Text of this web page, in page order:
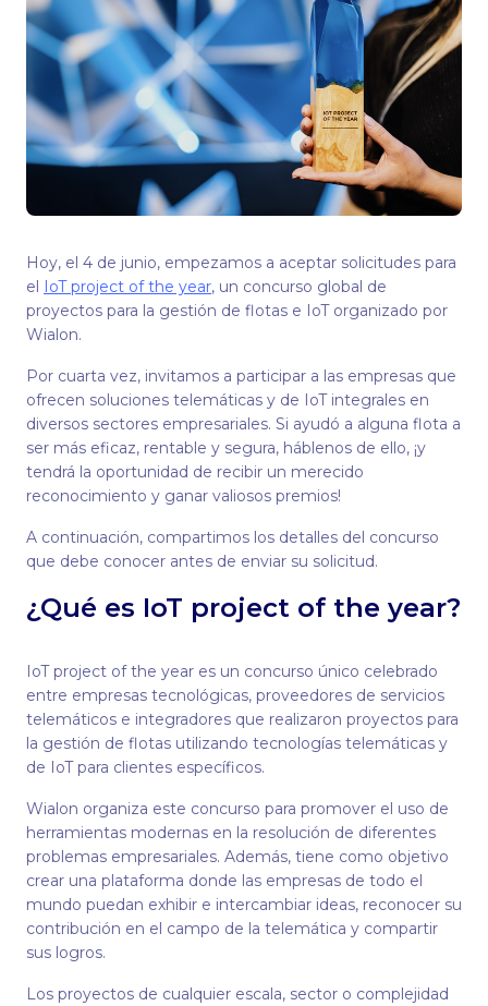
Hoy, el 4 de junio, empezamos a aceptar solicitudes para
el IoT project of the year, un concurso global de
proyectos para la gestión de flotas e IoT organizado por
Wialon.
Por cuarta vez, invitamos a participar a las empresas que
ofrecen soluciones telemáticas y de IoT integrales en
diversos sectores empresariales. Si ayudó a alguna flota a
ser más eficaz, rentable y segura, háblenos de ello, ¡y
tendrá la oportunidad de recibir un merecido
reconocimiento y ganar valiosos premios!
A continuación, compartimos los detalles del concurso
que debe conocer antes de enviar su solicitud.
¿Qué es IoT project of the year?
IoT project of the year es un concurso único celebrado
entre empresas tecnológicas, proveedores de servicios
telemáticos e integradores que realizaron proyectos para
la gestión de flotas utilizando tecnologías telemáticas y
de IoT para clientes específicos.
Wialon organiza este concurso para promover el uso de
herramientas modernas en la resolución de diferentes
problemas empresariales. Además, tiene como objetivo
crear una plataforma donde las empresas de todo el
mundo puedan exhibir e intercambiar ideas, reconocer su
contribución en el campo de la telemática y compartir
sus logros.
Los proyectos de cualquier escala, sector o complejidad